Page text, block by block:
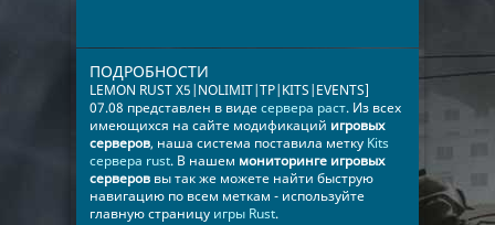
ПОДРОБНОСТИ
LEMON RUST X5|NOLIMIT|TP|KITS|EVENTS]
07.08 представлен в видесервера раст. Из всех
имеющихся на сайте модификаций игровых
серверов, наша система поставила метку Kits
сервера rust. В нашем мониторинге игровых
серверов вы так же можете найти быструю
навигацию по всем меткам - используйте
главную страницу игры Rust.